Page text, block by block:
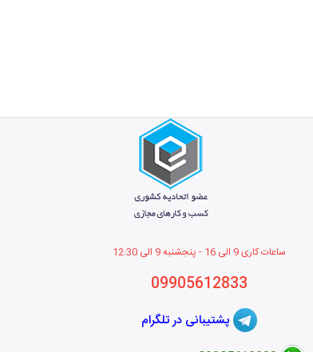
ساعات کاری 9 الی 16 - پنجشنبه 9 الی 12 :30
09905612833
پشتیبانی در تلگرام